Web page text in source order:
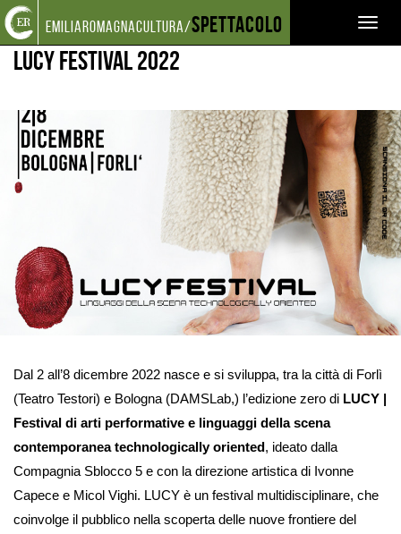
Torna
alla
home
Cerca
nel
sito
Salta
ai
contenuti
Salta
al
menu
principale
emiliaromagnacultura/Spettacolo
EVENTI E NEWS CALENDARIO FESTIVAL LUCY FESTIVAL 2022
LUCY Festival 2022
Dal 2 all’8 dicembre 2022 nasce e si sviluppa, tra la città di Forlì
(Teatro Testori) e Bologna (DAMSLab,) l’edizione zero di LUCY |
Festival di arti performative e linguaggi della scena
contemporanea technologically oriented, ideato dalla
Compagnia Sblocco 5 e con la direzione artistica di Ivonne
Capece e Micol Vighi. LUCY è un festival multidisciplinare, che
coinvolge il pubblico nella scoperta delle nuove frontiere del